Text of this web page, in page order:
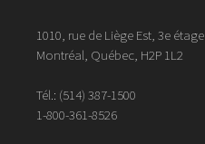
1010, rue de Liège Est, 3e étage
Montréal, Québec, H2P 1L2
Tél.: (514) 387-1500
1-800-361-8526